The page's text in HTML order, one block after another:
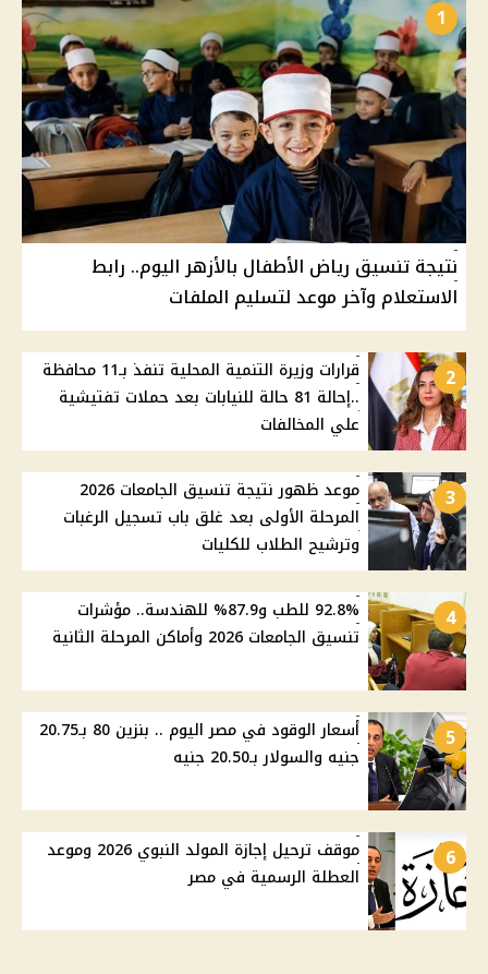
1
نتيجة تنسيق رياض الأطفال بالأزهر اليوم.. رابط
الاستعلام وآخر موعد لتسليم الملفات
2
قرارات وزيرة التنمية المحلية تنفذ بـ11 محافظة
..إحالة 81 حالة للنيابات بعد حملات تفتيشية
علي المخالفات
3
موعد ظهور نتيجة تنسيق الجامعات 2026
المرحلة الأولى بعد غلق باب تسجيل الرغبات
وترشيح الطلاب للكليات
4
92.8% للطب و87.9% للهندسة.. مؤشرات
تنسيق الجامعات 2026 وأماكن المرحلة الثانية
5
أسعار الوقود في مصر اليوم .. بنزين 80 بـ20.75
جنيه والسولار بـ20.50 جنيه
6
موقف ترحيل إجازة المولد النبوي 2026 وموعد
العطلة الرسمية في مصر